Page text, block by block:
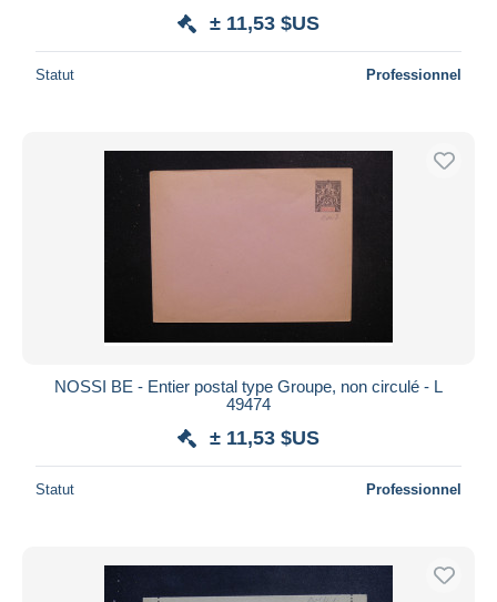
± 11,53 $US
Statut Professionnel
NOSSI BE - Entier postal type Groupe, non circulé - L
49474
± 11,53 $US
Statut Professionnel